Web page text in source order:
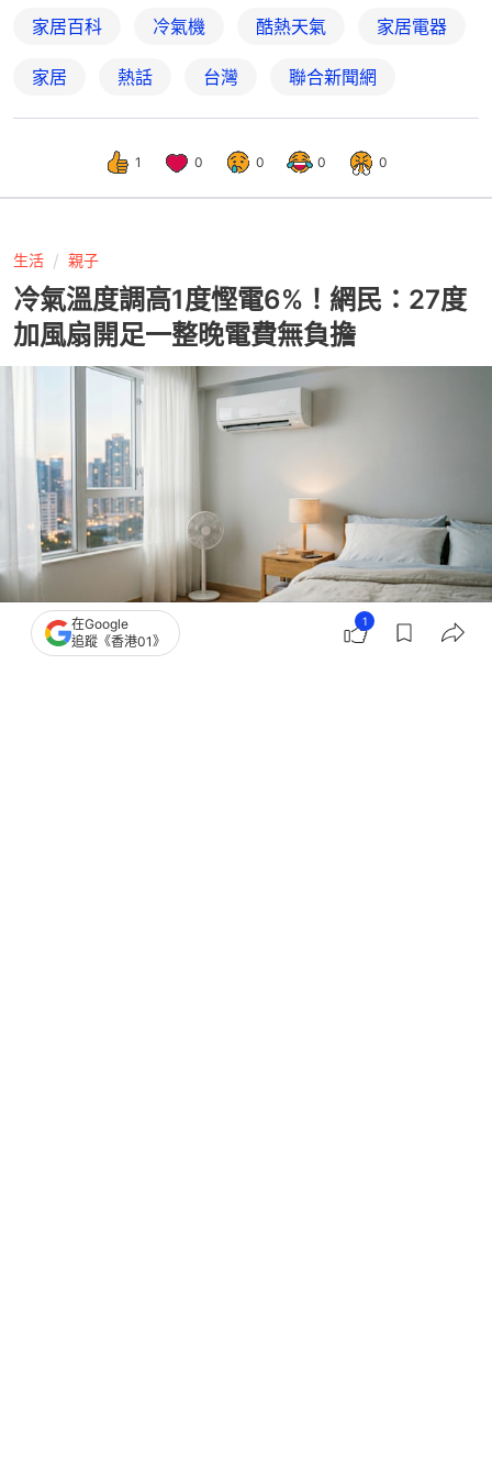
家居百科 冷氣機 酷熱天氣 家居電器
家居 熱話 台灣 聯合新聞網
1 0 0 0 0
生活 親子
冷氣溫度調高1度慳電6%！網民：27度
加風扇開足一整晚電費無負擔
撰文：風傳媒
在Google
追蹤《香港01》
1